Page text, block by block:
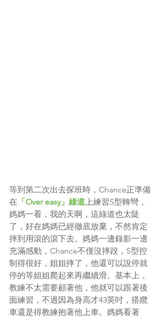
等到第二次出去探班時，Chance正準備
在 「Over easy」綠道上練習S型轉彎，
媽媽一看，我的天啊，這綠道也太陡
了，好在媽媽已經徹底放棄，不然肯定
摔到用滾的滾下去。媽媽一邊錄影一邊
充滿感動，Chance不僅沒摔跤，S型控
制得很好，姐姐摔了，他還可以說停就
停的等姐姐爬起來再繼續滑。基本上，
教練不太需要顧著他，他就可以跟著後
面練習，不過因為身高才43英吋，搭纜
車還是得教練抱著他上車。媽媽看著